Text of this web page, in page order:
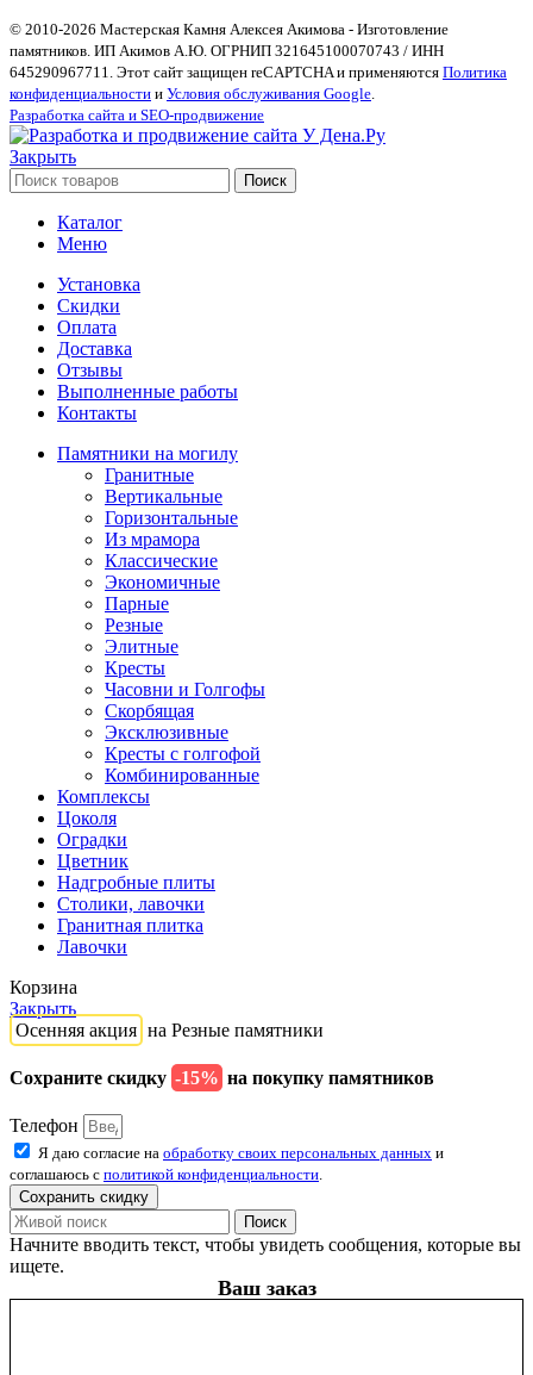
© 2010-2026 Мастерская Камня Алексея Акимова - Изготовление
памятников. ИП Акимов А.Ю. ОГРНИП 321645100070743 / ИНН
645290967711. Этот сайт защищен reCAPTCHA и применяются Политика
конфиденциальности и Условия обслуживания Google.
Разработка сайта и SEO-продвижение
Закрыть
Поиск
Каталог
Меню
Установка
Скидки
Оплата
Доставка
Отзывы
Выполненные работы
Контакты
Памятники на могилу
Гранитные
Вертикальные
Горизонтальные
Из мрамора
Классические
Экономичные
Парные
Резные
Элитные
Кресты
Часовни и Голгофы
Скорбящая
Эксклюзивные
Кресты с голгофой
Комбинированные
Комплексы
Цоколя
Оградки
Цветник
Надгробные плиты
Столики, лавочки
Гранитная плитка
Лавочки
Корзина
Закрыть
Осенняя акция на Резные памятники
Сохраните скидку -15% на покупку памятников
Телефон
Я даю согласие на обработку своих персональных данных и
соглашаюсь с политикой конфиденциальности
Сохранить скидку
Поиск
Начните вводить текст, чтобы увидеть сообщения, которые вы
ищете.
Ваш заказ